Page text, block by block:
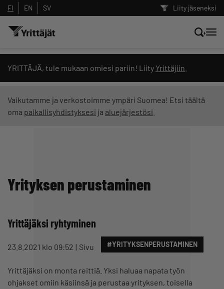
Liity jäseneksi
FI EN SV
YRITTÄJÄ, tule mukaan omiesi pariin! Liity Yrittäjiin
Vaikutamme ja verkostoimme ympäri Suomea! Etsi täältä
oma paikallisyhdistyksesi ja aluejärjestösi
Yrityksen perustaminen
Yrittäjäksi ryhtyminen
23.8.2021 klo 09:52 Sivu #YRITYKSENPERUSTAMINEN
Yrittäjäksi on monta reittiä. Yksi haluaa napata työn
ohjakset omiin käsiinsä ja perustaa yrityksen, toisella
Hae sivustolta tai kysy suoraan
Yrittäjien tekoälyltä